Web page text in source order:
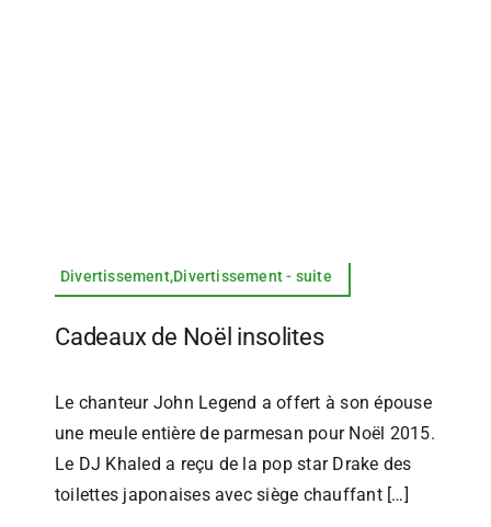
Divertissement,Divertissement - suite
Cadeaux de Noël insolites
Le chanteur John Legend a offert à son épouse
une meule entière de parmesan pour Noël 2015.
Le DJ Khaled a reçu de la pop star Drake des
toilettes japonaises avec siège chauffant […]